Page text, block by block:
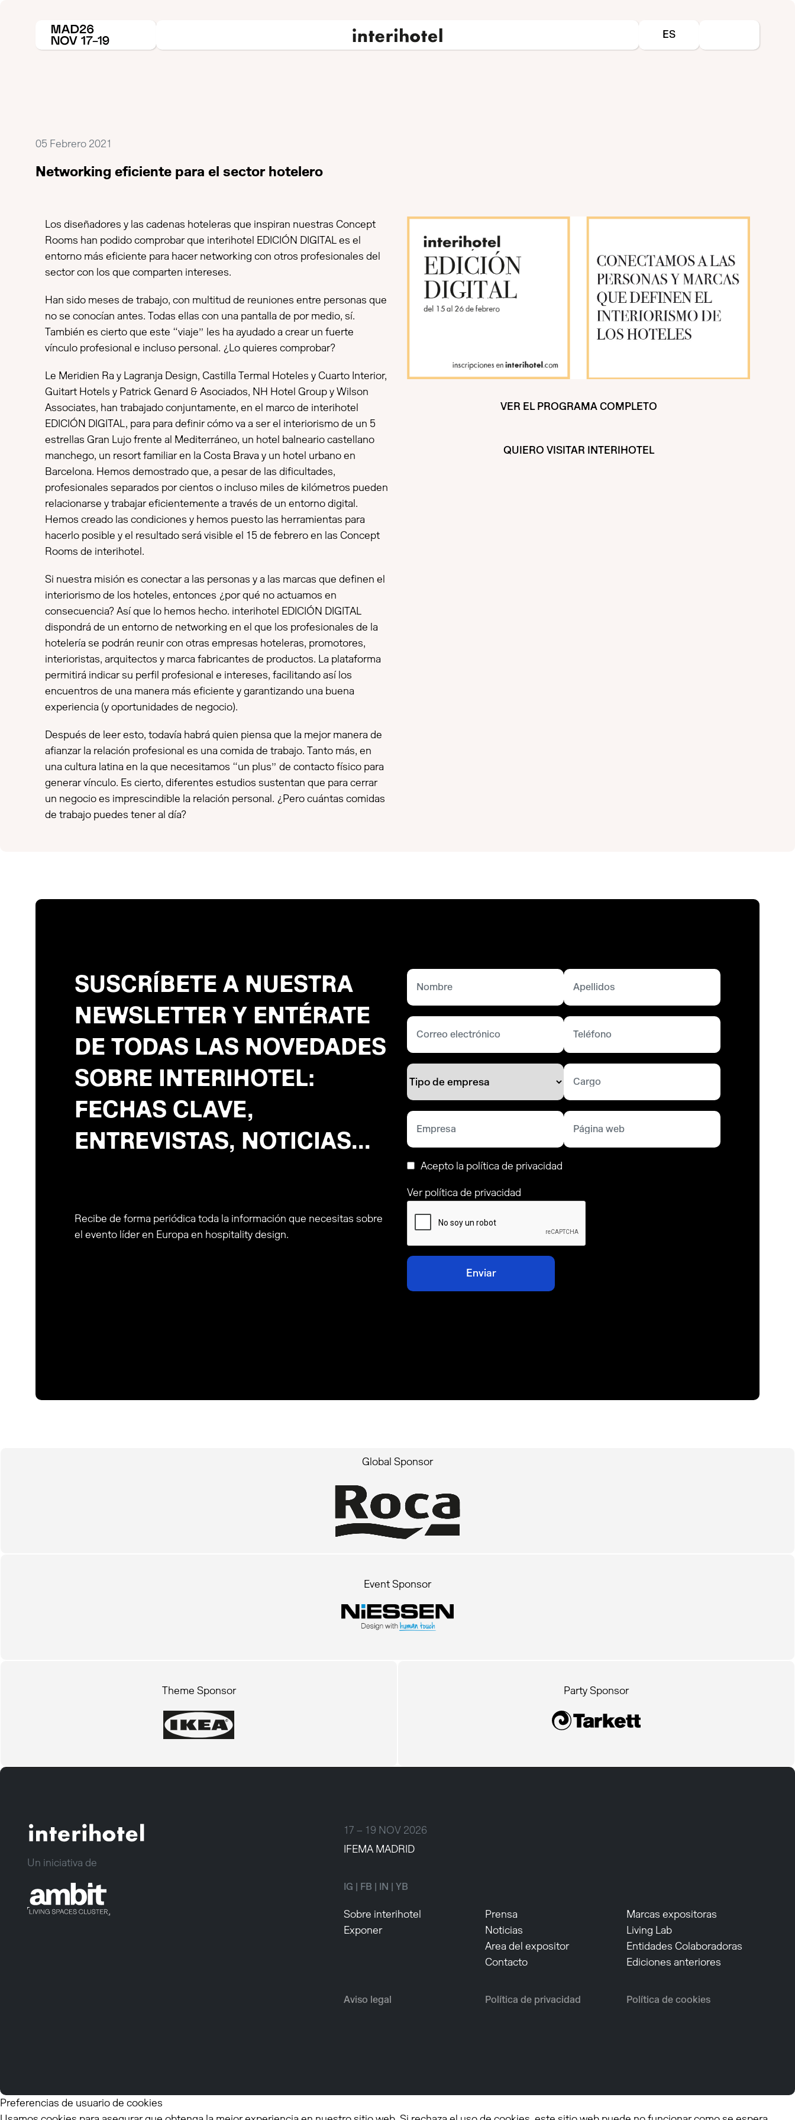
Seleccione su idioma
ES
05 Febrero 2021
Networking eficiente para el sector hotelero
Los diseñadores y las cadenas hoteleras que inspiran nuestras Concept
Rooms han podido comprobar que interihotel EDICIÓN DIGITAL es el
entorno más eficiente para hacer networking con otros profesionales del
sector con los que comparten intereses.
Han sido meses de trabajo, con multitud de reuniones entre personas que
no se conocían antes. Todas ellas con una pantalla de por medio, sí.
También es cierto que este “viaje” les ha ayudado a crear un fuerte
vínculo profesional e incluso personal. ¿Lo quieres comprobar?
Le Meridien Ra y Lagranja Design, Castilla Termal Hoteles y Cuarto Interior,
Guitart Hotels y Patrick Genard & Asociados, NH Hotel Group y Wilson
Associates, han trabajado conjuntamente, en el marco de interihotel
EDICIÓN DIGITAL, para para definir cómo va a ser el interiorismo de un 5
estrellas Gran Lujo frente al Mediterráneo, un hotel balneario castellano
manchego, un resort familiar en la Costa Brava y un hotel urbano en
Barcelona. Hemos demostrado que, a pesar de las dificultades,
profesionales separados por cientos o incluso miles de kilómetros pueden
relacionarse y trabajar eficientemente a través de un entorno digital.
Hemos creado las condiciones y hemos puesto las herramientas para
hacerlo posible y el resultado será visible el 15 de febrero en las Concept
Rooms de interihotel.
Si nuestra misión es conectar a las personas y a las marcas que definen el
interiorismo de los hoteles, entonces ¿por qué no actuamos en
consecuencia? Así que lo hemos hecho. interihotel EDICIÓN DIGITAL
dispondrá de un entorno de networking en el que los profesionales de la
hotelería se podrán reunir con otras empresas hoteleras, promotores,
interioristas, arquitectos y marca fabricantes de productos. La plataforma
permitirá indicar su perfil profesional e intereses, facilitando así los
encuentros de una manera más eficiente y garantizando una buena
experiencia (y oportunidades de negocio).
Después de leer esto, todavía habrá quien piensa que la mejor manera de
afianzar la relación profesional es una comida de trabajo. Tanto más, en
una cultura latina en la que necesitamos “un plus” de contacto físico para
generar vínculo. Es cierto, diferentes estudios sustentan que para cerrar
un negocio es imprescindible la relación personal. ¿Pero cuántas comidas
de trabajo puedes tener al día?
VER EL PROGRAMA COMPLETO
QUIERO VISITAR INTERIHOTEL
SUSCRÍBETE A NUESTRA
NEWSLETTER Y ENTÉRATE
DE TODAS LAS NOVEDADES
SOBRE INTERIHOTEL:
FECHAS CLAVE,
ENTREVISTAS, NOTICIAS...
Recibe de forma periódica toda la información que necesitas sobre
el evento líder en Europa en hospitality design.
Acepto la política de privacidad
Ver política de privacidad
Global Sponsor
Event Sponsor
Theme Sponsor Party Sponsor
Un iniciativa de
17 – 19 NOV 2026
IFEMA MADRID
IG FB IN YB
Sobre interihotel
Exponer
Prensa
Noticias
Area del expositor
Contacto
Marcas expositoras
Living Lab
Entidades Colaboradoras
Ediciones anteriores
Aviso legal Política de privacidad Política de cookies
Preferencias de usuario de cookies